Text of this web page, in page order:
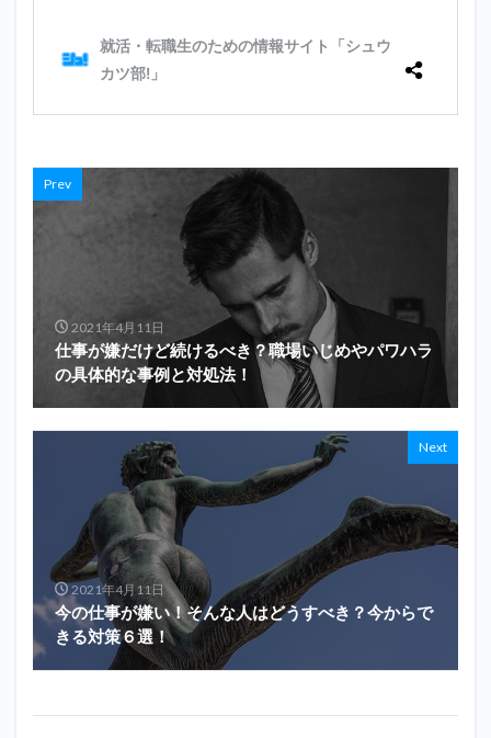
Prev
2021年4月11日
仕事が嫌だけど続けるべき？職場いじめやパワハラ
の具体的な事例と対処法！
Next
2021年4月11日
今の仕事が嫌い！そんな人はどうすべき？今からで
きる対策６選！